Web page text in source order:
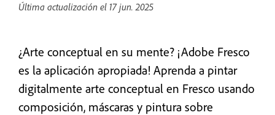
Última actualización el 17 jun. 2025
¿Arte conceptual en su mente? ¡Adobe Fresco
es la aplicación apropiada! Aprenda a pintar
digitalmente arte conceptual en Fresco usando
composición, máscaras y pintura sobre